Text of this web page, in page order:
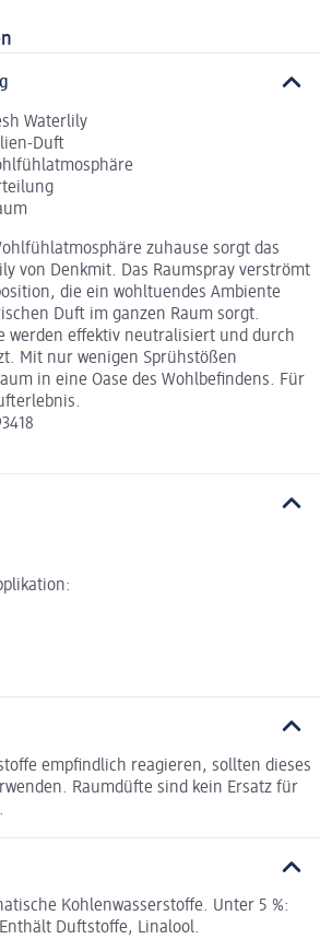
Waterlily
Duft
zuhause sorgt das
von Denkmit. Das Raumspray verströmt
die ein wohltuendes Ambiente
Duft im ganzen Raum sorgt.
werden effektiv neutralisiert und durch
Mit nur wenigen Sprühstößen
in eine Oase des Wohlbefindens. Für
empfindlich reagieren, sollten dieses
Raumdüfte sind kein Ersatz für
Kohlenwasserstoffe. Unter 5 %:
Duftstoffe, Linalool.